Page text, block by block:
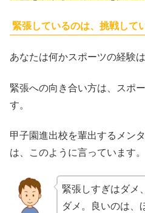
緊張しているのは、挑戦して
あなたは何かスポーツの経験
緊張への向き合い方は、スポ
す。
甲子園進出校を輩出するメン
は、このように言っています。
緊張しすぎはダメ
ダメ。良いのは、